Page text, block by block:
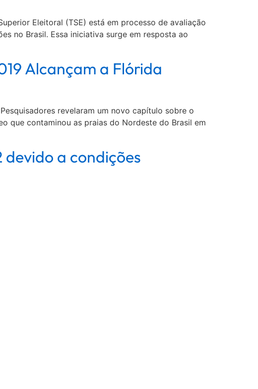
Eleitoral (TSE) está em processo de avaliação
no Brasil. Essa iniciativa surge em resposta ao
Alcançam a Flórida
revelaram um novo capítulo sobre o
que contaminou as praias do Nordeste do Brasil em
a condições